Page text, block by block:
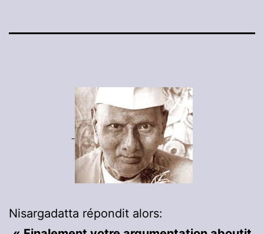
Nisargadatta répondit alors: